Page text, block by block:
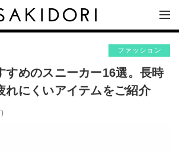
ファッション
すめのスニーカー16選。長時
れにくいアイテムをご紹介